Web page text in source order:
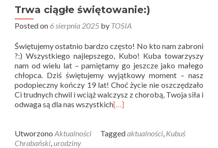
Trwa ciągłe świętowanie:)
Posted on 6 sierpnia 2025 by TOSIA
Świętujemy ostatnio bardzo często! No kto nam zabroni
?:) Wszystkiego najlepszego, Kubo! Kuba towarzyszy
nam od wielu lat – pamiętamy go jeszcze jako małego
chłopca. Dziś świętujemy wyjątkowy moment – nasz
podopieczny kończy 19 lat! Choć życie nie oszczędzało
Ci trudnych chwil i wciąż walczysz z chorobą, Twoja siła i
odwaga są dla nas wszystkich[…]
Utworzono Aktualności Taggedaktualności, Kubuś
Chrabański,urodziny